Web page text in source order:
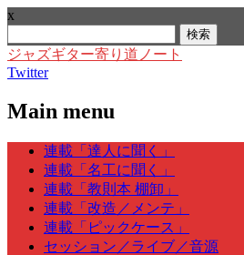
x
索:
ジャズギター寄り道ノート
Twitter
Main menu
Skip
content
連載「達人に聞く」
連載「名工に聞く」
連載「教則本 棚卸」
連載「改造／メンテ」
連載「ピックケース」
セッション／ライブ／音源